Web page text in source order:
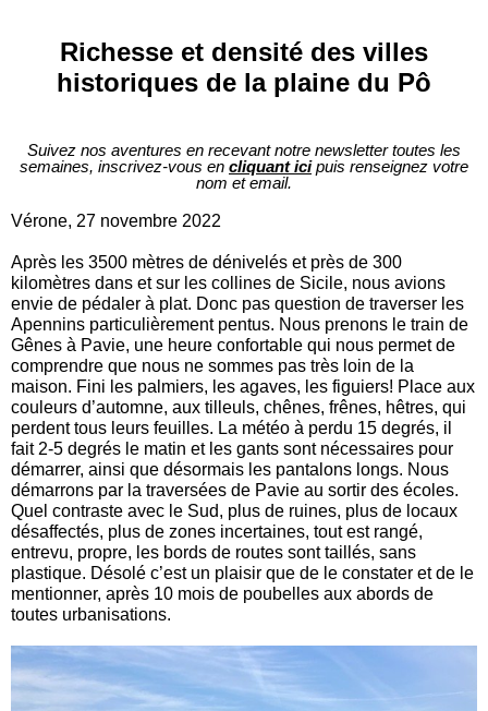
Richesse et densité des villes
historiques de la plaine du Pô
Suivez nos aventures en recevant notre newsletter toutes les
semaines, inscrivez-vous en cliquant icipuis renseignez votre
nom et email.
Vérone, 27 novembre 2022
Après les 3500 mètres de dénivelés et près de 300
kilomètres dans et sur les collines de Sicile, nous avions
envie de pédaler à plat. Donc pas question de traverser les
Apennins particulièrement pentus. Nous prenons le train de
Gênes à Pavie, une heure confortable qui nous permet de
comprendre que nous ne sommes pas très loin de la
maison. Fini les palmiers, les agaves, les figuiers! Place aux
couleurs d’automne, aux tilleuls, chênes, frênes, hêtres, qui
perdent tous leurs feuilles. La météo à perdu 15 degrés, il
fait 2-5 degrés le matin et les gants sont nécessaires pour
démarrer, ainsi que désormais les pantalons longs. Nous
démarrons par la traversées de Pavie au sortir des écoles.
Quel contraste avec le Sud, plus de ruines, plus de locaux
désaffectés, plus de zones incertaines, tout est rangé,
entrevu, propre, les bords de routes sont taillés, sans
plastique. Désolé c’est un plaisir que de le constater et de le
mentionner, après 10 mois de poubelles aux abords de
toutes urbanisations.